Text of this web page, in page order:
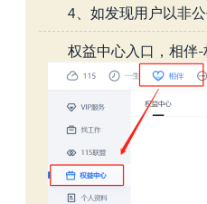
4、如发现用户以非
权益中心入口，相伴